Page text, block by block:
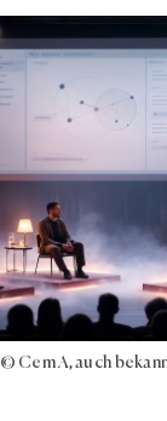
© Cem A, auch